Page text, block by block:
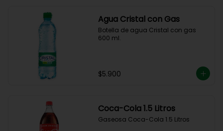
Agua Cristal con Gas
Botella de agua Cristal con gas
600 ml.
$5.900
Coca-Cola 1.5 Litros
Gaseosa Coca-Cola 1.5 Litros